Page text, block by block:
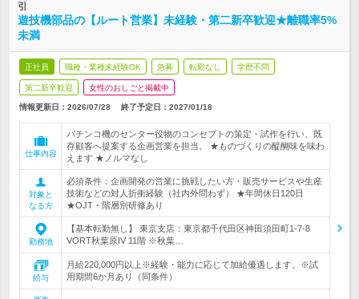
引
遊技機部品の【ルート営業】未経験・第二新卒歓迎★離職率5%
未満
正社員 職種・業種未経験OK 急募 転勤なし 学歴不問
第二新卒歓迎 女性のおしごと掲載中
情報更新日：2026/07/28 終了予定日： 2027/01/18
仕事内容
パチンコ機のセンター役物のコンセプトの策定・試作を行い、既
存顧客へ提案する企画営業を担当。 ★ものづくりの醍醐味を味わ
えます ★ノルマなし
対象と
なる方
必須条件：企画開発の営業に挑戦したい方・販売サービスや生産
技術などの対人折衝経験（社内外問わず） ★年間休日120日
★OJT・階層別研修あり
勤務地
【基本転勤無し】 東京支店：東京都千代田区神田須田町1-7-8
VORT秋葉原IV 11階 ※秋葉…
給与
月給220,000円以上※経験・能力に応じて加給優遇します。※試
用期間6か月あり（同条件）